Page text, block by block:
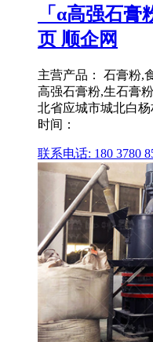
「α高强石
页 顺企网
主营产品： 石膏粉,
高强石膏粉,生石膏
北省应城市城北白
时间：
联系电话: 180 3780